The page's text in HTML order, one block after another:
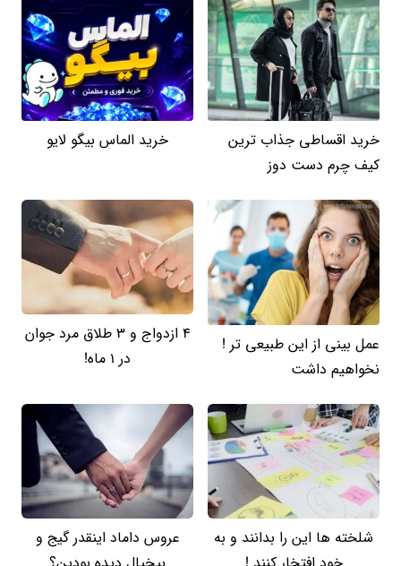
خرید اقساطی جذاب ترین
کیف چرم دست دوز
خرید الماس بیگو لایو
عمل بینی از این طبیعی تر !
نخواهیم داشت
4 ازدواج و 3 طلاق مرد جوان
در 1 ماه!
شلخته ها این را بدانند و به
عروس داماد اینقدر گیج و